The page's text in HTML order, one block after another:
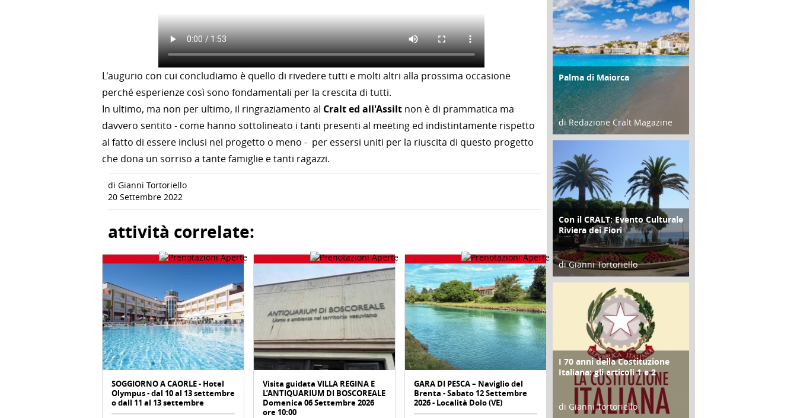
L'augurio con cui concludiamo è quello di rivedere tutti e molti altri alla prossima occasione
perché esperienze così sono fondamentali per la crescita di tutti.
In ultimo, ma non per ultimo, il ringraziamento al Cralt ed all'Assilt non è di prammatica ma
davvero sentito - come hanno sottolineato i tanti presenti al meeting ed indistintamente rispetto
al fatto di essere inclusi nel progetto o meno - per essersi uniti per la riuscita di questo progetto
che dona un sorriso a tante famiglie e tanti ragazzi.
di Gianni Tortoriello
20 Settembre 2022
attività correlate:
SOGGIORNO A CAORLE - Hotel
Olympus - dal 10 al 13 settembre
o dall 11 al 13 settembre
Visita guidata VILLA REGINA E
L’ANTIQUARIUM DI BOSCOREALE
Domenica 06 Settembre 2026
ore 10:00
GARA DI PESCA – Naviglio del
Brenta - Sabato 12 Settembre
2026 - Località Dolo (VE)
ATTIVITÀ
Palma di Maiorca
di Redazione Cralt Magazine
25 Giugno 2016
ATTIVITÀ
Con il CRALT: Evento Culturale
Riviera dei Fiori
di Gianni Tortoriello
16 Febbraio 2018
FOCUS
I 70 anni della Costituzione
Italiana: gli articoli 1 e 2
di Gianni Tortoriello